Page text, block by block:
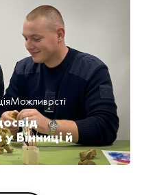
Можливості
у Вінниці й